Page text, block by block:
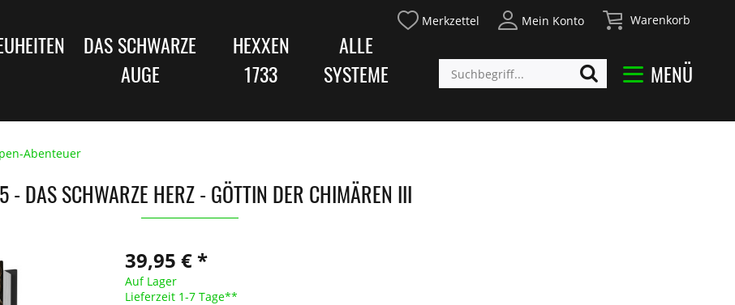
Merkzettel Mein Konto Warenkorb
MENÜ
DAS SCHWARZE
AUGE
HEXXEN
1733
ALLE
SYSTEME
Abenteuer
- DAS SCHWARZE HERZ - GÖTTIN DER CHIMÄREN III
39,95 € *
Auf Lager
Lieferzeit 1-7 Tage**